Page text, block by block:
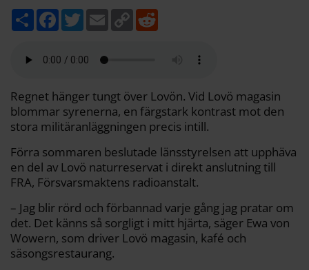
D
e
F
b
k
T
w
t
E
m
C
o
k
Regnet hänger tungt över Lovön. Vid Lovö magasin
blommar syrenerna, en färgstark kontrast mot den
stora militäranläggningen precis intill.
Förra sommaren beslutade länsstyrelsen att upphäva
en del av Lovö naturreservat i direkt anslutning till
FRA, Försvarsmaktens radioanstalt.
– Jag blir rörd och förbannad varje gång jag pratar om
det. Det känns så sorgligt i mitt hjärta, säger Ewa von
Wowern, som driver Lovö magasin, kafé och
säsongsrestaurang.